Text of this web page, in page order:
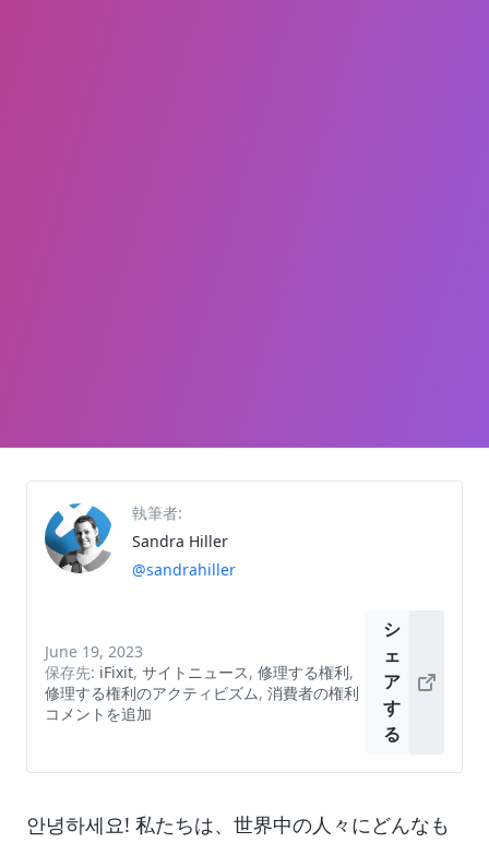
執筆者:
Sandra Hiller
@sandrahiller
June 19, 2023
保存先: iFixit, サイトニュース, 修理する権利,
修理する権利のアクティビズム, 消費者の権利
コメントを追加
シ
ェ
ア
す
る
안녕하세요! 私たちは、世界中の人々にどんなも